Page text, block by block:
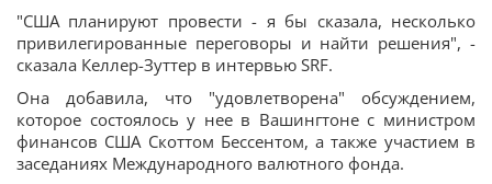
"США планируют провести - я бы сказала, несколько
привилегированные переговоры и найти решения", -
сказала Келлер-Зуттер в интервью SRF.
Она добавила, что "удовлетворена" обсуждением,
которое состоялось у нее в Вашингтоне с министром
финансов США Скоттом Бессентом, а также участием в
заседаниях Международного валютного фонда.